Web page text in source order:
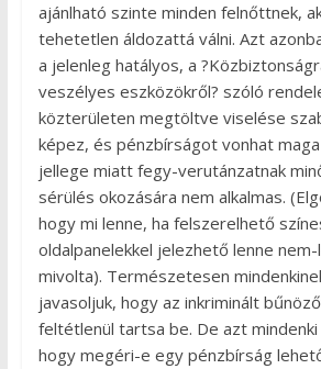
ajánlható szinte minden felnőttnek,
tehetetlen áldozattá válni. Azt
a jelenleg hatályos, a
veszélyes eszközökről? szóló
közterületen megtöltve viselése
képez, és pénzbírságot vonhat
jellege miatt fegy-verutánzatnak
sérülés okozására nem alkalmas.
hogy mi lenne, ha felszerelhető
oldalpanelekkel jelezhető lenne
mivolta). Természetesen
javasoljuk, hogy az inkriminált
feltétlenül tartsa be. De azt
hogy megéri-e egy pénzbírság